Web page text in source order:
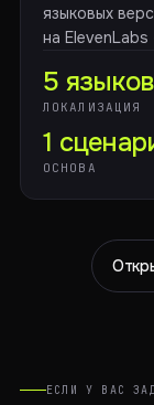
языковых
на ElevenLabs
5 языков
ЛОКАЛИЗАЦИЯ
1
ОСНОВА
ЕСЛИ У ВАС